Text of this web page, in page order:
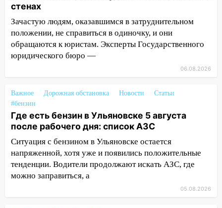
07:02
06:10 Двое мигрантов изнасиловали 13-
летнюю девочку в центре Ульяновска
06:00
Мертвеца выкопали, посадили в
05:30
Астрологи назвали самый
опасный день августа: что ждет каждый
знак 5 августа
04.08.2026
23:27 Прокуратура проверяет
капремонт школы в посёлке Налейка
22:33
Прокуратура проверяет
спортивные объекты в Старой Майне
стенах
Зачастую людям, оказавшимся в затруднительном
положении, не справиться в одиночку, и они
обращаются к юристам. Эксперты Государственного
юридического бюро —
06.08.2026
Важное Дорожная обстановка Новости
Статьи
#бензин
Где есть бензин в Ульяновске 5 августа
после рабочего дня: список АЗС
Ситуация с бензином в Ульяновске остается
напряженной, хотя уже и появились положительные
тенденции. Водители продолжают искать АЗС, где
можно заправиться, а
05.08.2026